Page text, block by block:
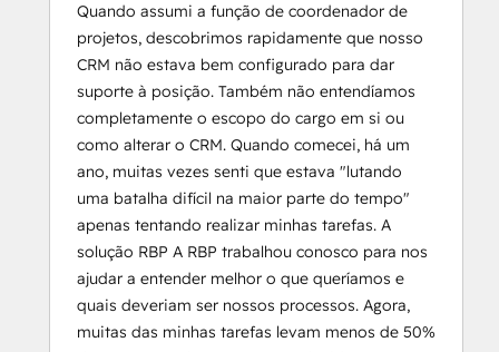
Quando assumi a função de coordenador de
projetos, descobrimos rapidamente que nosso
CRM não estava bem configurado para dar
suporte à posição. Também não entendíamos
completamente o escopo do cargo em si ou
como alterar o CRM. Quando comecei, há um
ano, muitas vezes senti que estava "lutando
uma batalha difícil na maior parte do tempo"
apenas tentando realizar minhas tarefas. A
solução RBP A RBP trabalhou conosco para nos
ajudar a entender melhor o que queríamos e
quais deveriam ser nossos processos. Agora,
muitas das minhas tarefas levam menos de 50%